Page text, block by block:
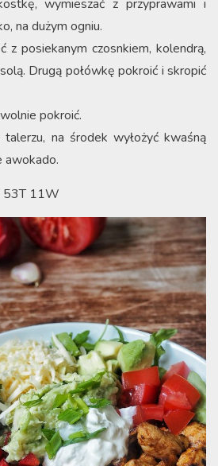
wymieszać z przyprawami i
na dużym ogniu.
z posiekanym czosnkiem, kolendrą,
Drugą połówkę pokroić i skropić
pokroić.
na środek wyłożyć kwaśną
awokado.
53T 11W